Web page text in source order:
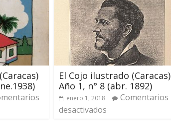
El Cojo ilustrado (Caracas)
Año 1, n° 8 (abr. 1892)
enero 1, 2018
Comentarios
desactivados